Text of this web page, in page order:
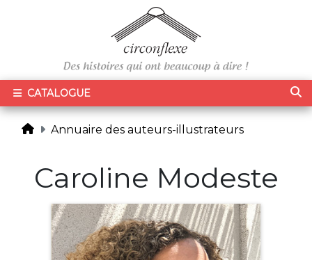
CATALOGUE
Annuaire des auteurs-illustrateurs
Caroline Modeste